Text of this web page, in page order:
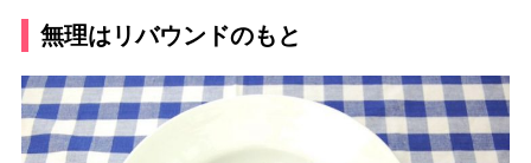
無理はリバウンドのもと